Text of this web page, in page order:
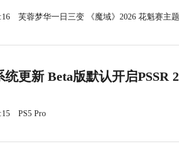
芙蓉梦华一日三变 《魔域》2026 花魁赛主
统更新 Beta版默认开启PSSR
PS5 Pro